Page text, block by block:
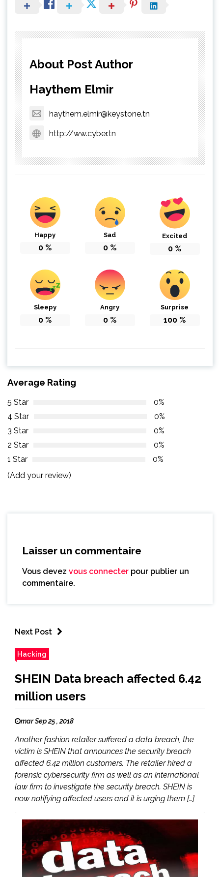
About Post Author
Haythem Elmir
haythem.elmir@keystone.tn
http://ww.cyber.tn
Happy
0 %
Sad
0 %
Excited
0 %
Sleepy
0 %
Angry
0 %
Surprise
100 %
Average Rating
5 Star
0%
4 Star
0%
3 Star
0%
2 Star
0%
1 Star
0%
(Add your review)
Laisser un commentaire
Vous devez vous connecter pour publier un
commentaire.
Next Post
Hacking
SHEIN Data breach affected 6.42
million users
mar Sep 25 , 2018
Another fashion retailer suffered a data breach, the
victim is SHEIN that announces the security breach
affected 6.42 million customers. The retailer hired a
forensic cybersecurity firm as well as an international
law firm to investigate the security breach. SHEIN is
now notifying affected users and it is urging them […]